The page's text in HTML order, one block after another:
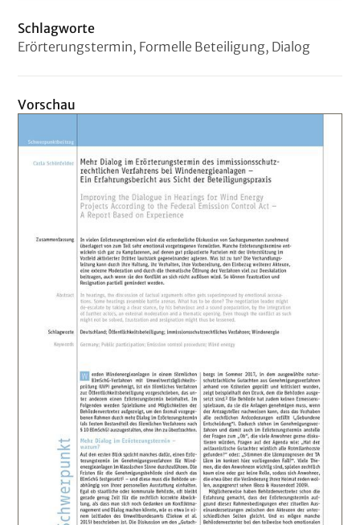
Schlagworte
Erörterungstermin, Formelle Beteiligung, Dialog
Vorschau